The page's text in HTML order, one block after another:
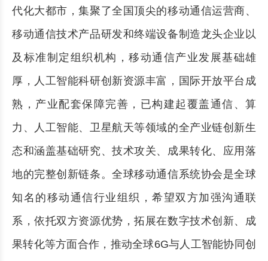
代化大都市，集聚了全国顶尖的移动通信运营商、
移动通信技术产品研发和终端设备制造龙头企业以
及标准制定组织机构，移动通信产业发展基础雄
厚，人工智能科研创新资源丰富，国际开放平台成
熟，产业配套保障完善，已构建起覆盖通信、算
力、人工智能、卫星航天等领域的全产业链创新生
态和涵盖基础研究、技术攻关、成果转化、应用落
地的完整创新链条。全球移动通信系统协会是全球
知名的移动通信行业组织，希望双方加强沟通联
系，依托双方资源优势，拓展在数字技术创新、成
果转化等方面合作，推动全球6G与人工智能协同创